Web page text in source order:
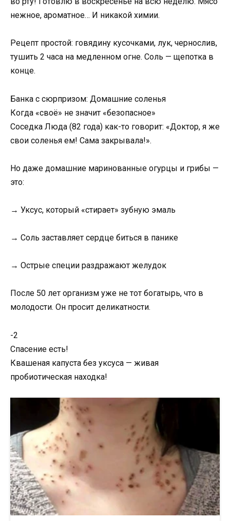
нежное, ароматное… И никакой химии.
Рецепт простой: говядину кусочками, лук, чернослив,
тушить 2 часа на медленном огне. Соль — щепотка в
конце.
Банка с сюрпризом: Домашние соленья
Когда «своё» не значит «безопасное»
Соседка Люда (82 года) как-то говорит: «Доктор, я же
свои соленья ем! Сама закрывала!».
Но даже домашние маринованные огурцы и грибы —
это:
→ Уксус, который «стирает» зубную эмаль
→ Соль заставляет сердце биться в панике
→ Острые специи раздражают желудок
После 50 лет организм уже не тот богатырь, что в
молодости. Он просит деликатности.
-2
Спасение есть!
Квашеная капуста без уксуса — живая
пробиотическая находка!